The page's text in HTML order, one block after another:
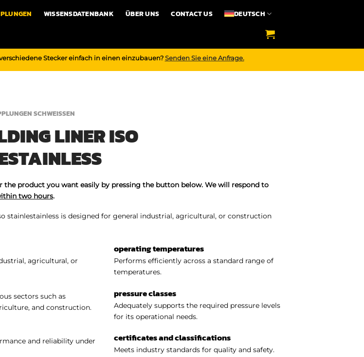
WISSENSDATENBANK ÜBER UNS CONTACT US DEUTSCH
Stecker einfach in einen einzubauen?Senden Sie eine Anfrage.
SCHWEISSEN
LINER ISO
the product you want easily by pressing the button below. We will respond to
two hours.
stainlestainless is designed for general industrial, agricultural, or construction
agricultural, or
sectors such as
and construction.
and reliability under
operating temperatures
Performs efficiently across a standard range of
temperatures.
pressure classes
Adequately supports the required pressure levels
for its operational needs.
certificates and classifications
Meets industry standards for quality and safety.